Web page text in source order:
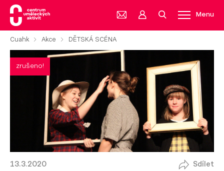
Menu
Cuahk Akce DĚTSKÁ SCÉNA
zrušeno!
13.3.2020 Sdílet